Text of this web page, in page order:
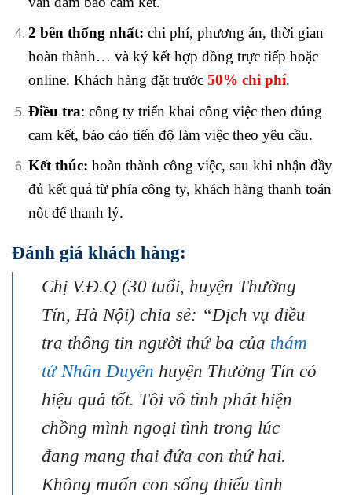
2 bên thống nhất: chi phí, phương án, thời gian
hoàn thành… và ký kết hợp đồng trực tiếp hoặc
online. Khách hàng đặt trước 50% chi phí.
Điều tra: công ty triển khai công việc theo đúng
cam kết, báo cáo tiến độ làm việc theo yêu cầu.
Kết thúc: hoàn thành công việc, sau khi nhận đầy
đủ kết quả từ phía công ty, khách hàng thanh toán
nốt để thanh lý.
Đánh giá khách hàng:
Chị V.Đ.Q (30 tuổi, huyện Thường
Tín, Hà Nội) chia sẻ: “Dịch vụ điều
tra thông tin người thứ ba của thám
tử Nhân Duyên huyện Thường Tín có
hiệu quả tốt. Tôi vô tình phát hiện
chồng mình ngoại tình trong lúc
đang mang thai đứa con thứ hai.
Không muốn con sống thiếu tình